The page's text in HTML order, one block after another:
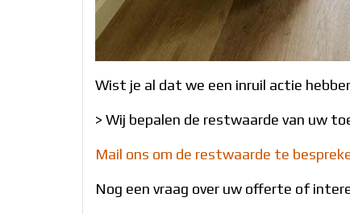
Wist je al dat we een inruil actie
> Wij bepalen de restwaarde van uw
Mail ons om de restwaarde te
Nog een vraag over uw offerte of